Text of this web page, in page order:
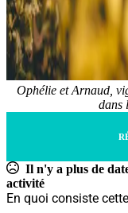
Ophélie et Arnaud,
dans
Il n'y a plus de
activité
En quoi consiste